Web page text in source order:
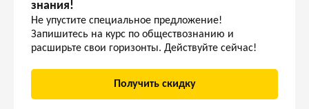
знания!
Не упустите специальное предложение!
Запишитесь на курс по обществознанию и
расширьте свои горизонты. Действуйте сейчас!
Получить скидку